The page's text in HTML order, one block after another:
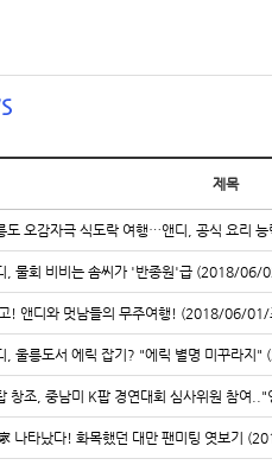
제목
도 오감자극 식도락 여행…앤디, 공식 요리
, 물회 비비는 솜씨가 '반종원'급 (2018/06/
! 앤디와 멋남들의 무주여행! (2018/06/01/
, 울릉도서 에릭 잡기? "에릭 별명 미꾸라
창조, 중남미 K팝 경연대회 심사위원 참
나타났다! 화목했던 대만 팬미팅 엿보기